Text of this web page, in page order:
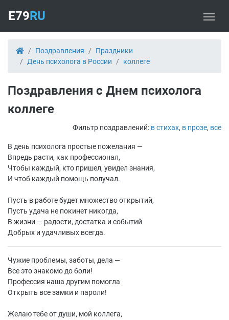
E79RU
Поздравления
Праздники
День психолога в России
коллеге
Поздравления с Днем психолога
коллеге
Фильтр поздравлений: в стихах, в прозе, все
В день психолога простые пожелания —
Впредь расти, как профессионал,
Чтобы каждый, кто пришел, увидел знания,
И чтоб каждый помощь получал.
Пусть в работе будет множество открытий,
Пусть удача не покинет никогда,
В жизни — радости, достатка и событий
Добрых и удачливых всегда.
Чужие проблемы, заботы, дела —
Все это знакомо до боли!
Профессия наша другим помогла
Открыть все замки и пароли!
Желаю тебе от души, мой коллега,